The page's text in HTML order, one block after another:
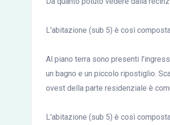
L'abitazione (sub 5) è così
Al piano terra sono presenti
un bagno e un piccolo ripostiglio.
ovest della parte residenziale è
L'abitazione (sub 5) è così